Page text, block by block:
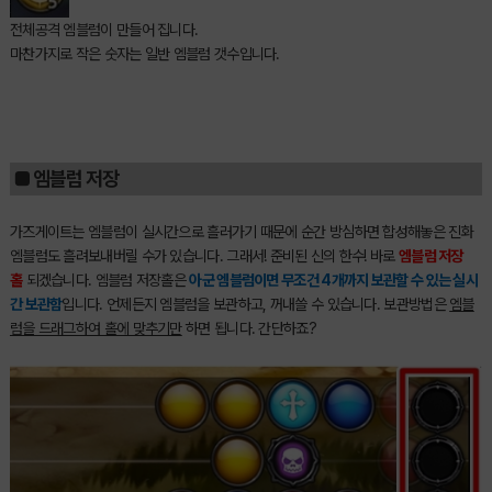
전체공격 엠블럼이 만들어 집니다.
마찬가지로 작은 숫자는 일반 엠블럼 갯수입니다.
■ 엠블럼 저장
가즈게이트는 엠블럼이 실시간으로 흘러가기 때문에 순간 방심하면 합성해놓은 진화
엠블럼도 흘려보내버릴 수가 있습니다. 그래서! 준비된 신의 한수! 바로엠블럼 저장
홀되겠습니다. 엠블럼 저장홀은아군 엠블럼이면 무조건 4개까지 보관할 수 있는 실시
간 보관함입니다. 언제든지 엠블럼을 보관하고, 꺼내쓸 수 있습니다. 보관방법은엠블
럼을 드래그하여 홀에 맞추기만하면 됩니다. 간단하죠?